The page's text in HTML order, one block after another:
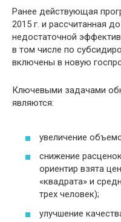
Ранее действующая
2015 г. и рассчитанная
недостаточной
в том числе по
включены в новую
Ключевыми задачами
являются:
увеличение
снижение
ориентир взята
«квадрата» и
трех человек);
улучшение